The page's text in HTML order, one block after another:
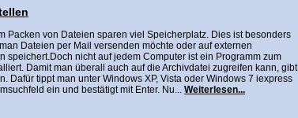
Packen von Dateien sparen viel Speicherplatz. Dies ist besonders
Dateien per Mail versenden möchte oder auf externen
speichert.Doch nicht auf jedem Computer ist ein Programm zum
Damit man überall auch auf die Archivdatei zugreifen kann, gibt
Dafür tippt man unter Windows XP, Vista oder Windows 7 iexpress
ein und bestätigt mit Enter. Nu... Weiterlesen...